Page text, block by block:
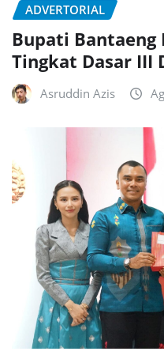
ADVERTORIAL
Bupati Bantaeng
Tingkat Dasar III
Asruddin Azis